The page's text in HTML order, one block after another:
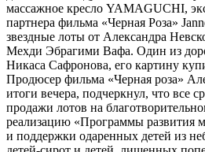
массажное кресло YAMAGUCHI,
партнера фильма «Черная Роза»
звездные лоты от Александра
Мехди Эбрагими Вафа. Один из
Никаса Сафронова, его картину
Продюсер фильма «Черная роза»
итоги вечера, подчеркнул, что все
продажи лотов на
реализацию «Программы развития
и поддержки одаренных детей из